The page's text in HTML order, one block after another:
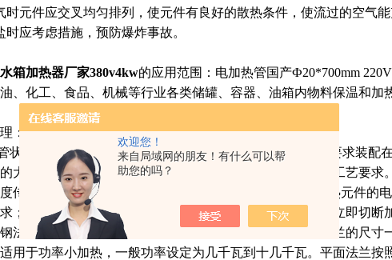
欢迎您！
来自局域网的朋友！有什么可以帮
助您的吗？
时元件应交叉均匀排列，使元件有良好的散热条件，使流过的空气能
时应考虑措施，预防爆炸事故。
箱加热器厂家380v4kw的应用范围：电加热管国产Ф20*700mm
、化工、食品、机械等行业各类储罐、容器、油箱内物料保温和加
：
状电热元件，依据加热不同介质设计规范，按照功率配置要求装配
大量热量传导给被加热介质使介质温度升高，达到所需的工艺要求
传感器信号，经PID运算后调节电加热器输出功率，对发热元件的
；当发热元件超温或低液位时，发热元件的联锁保护装置立即切断
法兰电热管的法兰一般分为丝扣法兰和平面法兰，丝扣法兰的尺寸
用于功率小加热，一般功率设定为几千瓦到十几千瓦。平面法兰按